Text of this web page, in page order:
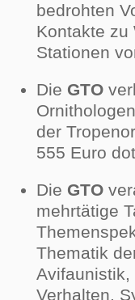
bedrohten
Kontakte zu
Stationen
Die GTO
der
555 Euro
Die GTO
mehrtätige
Thematik
Avifaunistik,
Verhalten,